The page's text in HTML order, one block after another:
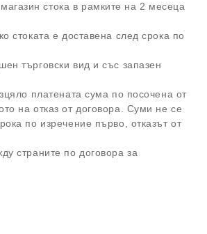
стока в рамките на 2 месеца
стоката е доставена след срока по
търговски вид и със запазен
платената сума по посочена от
на отказ от договора. Суми не се
по изречение първо, отказът от
страните по договора за